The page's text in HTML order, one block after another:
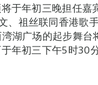
于年初三晚担任嘉
、祖丝联同香港歌
湖广场的起步舞台
年初三下午5时30